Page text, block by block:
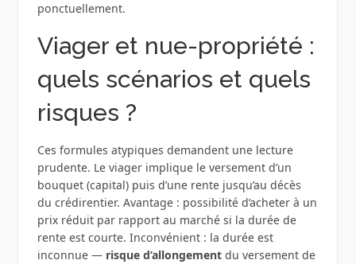
ponctuellement.
Viager et nue-propriété :
quels scénarios et quels
risques ?
Ces formules atypiques demandent une lecture
prudente. Le viager implique le versement d’un
bouquet (capital) puis d’une rente jusqu’au décès
du crédirentier. Avantage : possibilité d’acheter à un
prix réduit par rapport au marché si la durée de
rente est courte. Inconvénient : la durée est
inconnue — risque d’allongementdu versement de